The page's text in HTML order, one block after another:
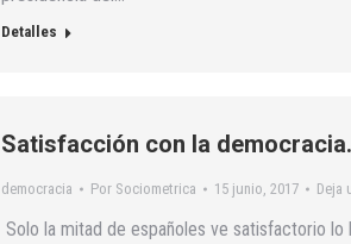
Detalles
Satisfacción con la
democracia Por Sociometrica 15 junio, 2017 Deja
Solo la mitad de españoles ve satisfactorio